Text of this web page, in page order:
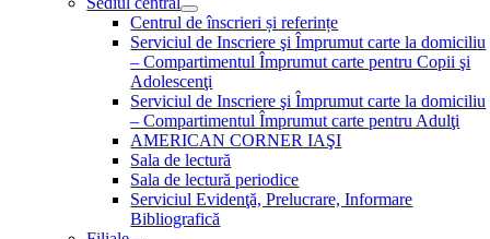
Centrul de înscrieri și referințe
Serviciul de Inscriere şi Împrumut carte la domiciliu
– Compartimentul Împrumut carte pentru Copii şi
Adolescenţi
Serviciul de Inscriere şi Împrumut carte la domiciliu
– Compartimentul Împrumut carte pentru Adulţi
AMERICAN CORNER IAŞI
Sala de lectură
Sala de lectură periodice
Serviciul Evidenţă, Prelucrare, Informare
Bibliografică